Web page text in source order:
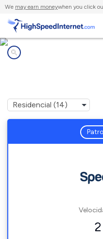
We may earn moneywhen you click